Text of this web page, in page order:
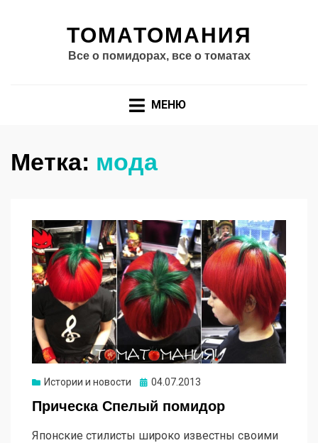
ТОМАТОМАНИЯ
Все о помидорах, все о томатах
МЕНЮ
Метка: мода
Истории и новости Опубликовано
04.07.2013
Прическа Спелый помидор
Японские стилисты широко известны своими